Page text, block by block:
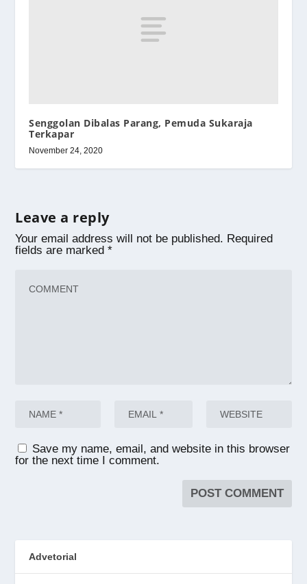
Senggolan Dibalas Parang, Pemuda Sukaraja
Terkapar
November 24, 2020
Leave a reply
Your email address will not be published. Required
fields are marked*
Save my name, email, and website in this browser
for the next time I comment.
Advetorial